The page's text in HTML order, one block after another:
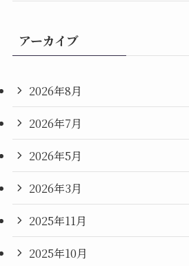
アーカイブ
2026年8月
2026年7月
2026年5月
2026年3月
2025年11月
2025年10月